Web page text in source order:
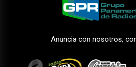
Anuncia con nosotros,